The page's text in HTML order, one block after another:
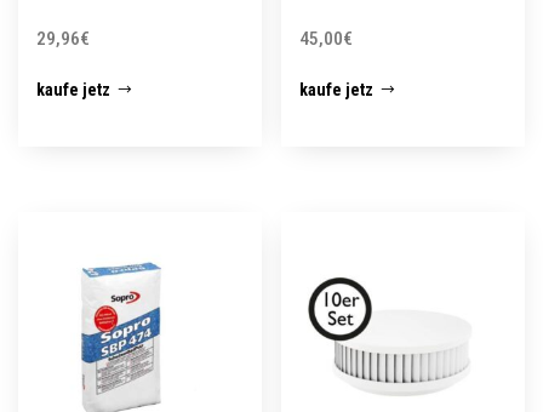
29,96€
kaufe jetz
45,00€
kaufe jetz